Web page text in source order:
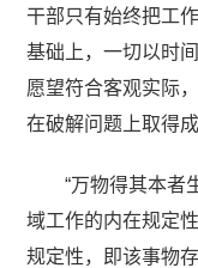
干部只有始终把工
基础上，一切以时
愿望符合客观实际
在破解问题上取得成
“万物得其本者
域工作的内在规定
规定性，即该事物